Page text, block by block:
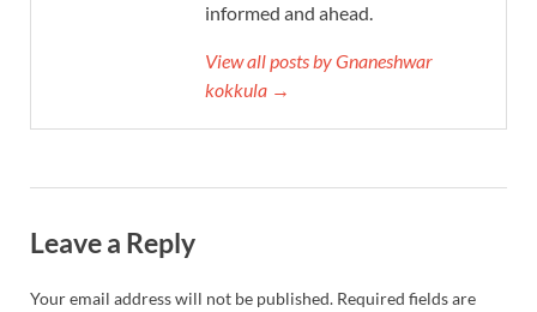
informed and ahead.
View all posts by Gnaneshwar
kokkula →
Leave a Reply
Your email address will not be published. Required fields are